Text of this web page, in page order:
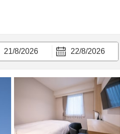
21/8/2026 22/8/2026